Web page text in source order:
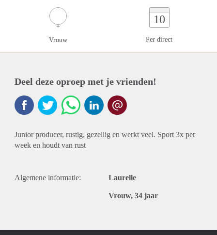
Vrouw
10
Per direct
Deel deze oproep met je vrienden!
Junior producer, rustig, gezellig en werkt veel. Sport 3x per
week en houdt van rust
Algemene informatie: Laurelle
Vrouw, 34 jaar